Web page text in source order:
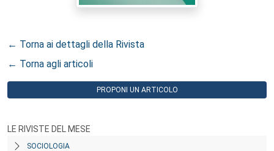
← Torna ai dettagli della Rivista
← Torna agli articoli
PROPONI UN ARTICOLO
LE RIVISTE DEL MESE
SOCIOLOGIA